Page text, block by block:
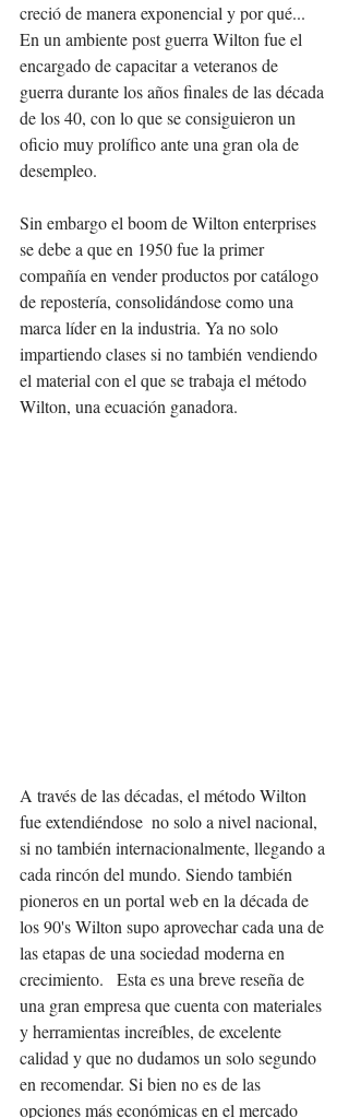
creció de manera exponencial y por qué...
En un ambiente post guerra Wilton fue el
encargado de capacitar a veteranos de
guerra durante los años finales de las década
de los 40, con lo que se consiguieron un
oficio muy prolífico ante una gran ola de
desempleo.
Sin embargo el boom de Wilton enterprises
se debe a que en 1950 fue la primer
compañía en vender productos por catálogo
de repostería, consolidándose como una
marca líder en la industria. Ya no solo
impartiendo clases si no también vendiendo
el material con el que se trabaja el método
Wilton, una ecuación ganadora.
A través de las décadas, el método Wilton
fue extendiéndose  no solo a nivel nacional,
si no también internacionalmente, llegando a
cada rincón del mundo. Siendo también
pioneros en un portal web en la década de
los 90's Wilton supo aprovechar cada una de
las etapas de una sociedad moderna en
crecimiento.   Esta es una breve reseña de
una gran empresa que cuenta con materiales
y herramientas increíbles, de excelente
calidad y que no dudamos un solo segundo
en recomendar. Si bien no es de las
opciones más económicas en el mercado